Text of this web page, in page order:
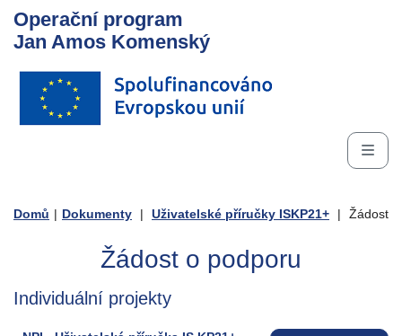
Operační program
Jan Amos Komenský
Domů | Dokumenty | Uživatelské příručky ISKP21+ | Žádost
Žádost o podporu
Individuální projekty